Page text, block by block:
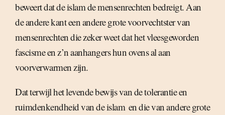
beweert dat de islam de mensenrechten bedreigt. Aan
de andere kant een andere grote voorvechtster van
mensenrechten die zeker weet dat het vleesgeworden
fascisme en z’n aanhangers hun ovens al aan
voorverwarmen zijn.
Dat terwijl het levende bewijs van de tolerantie en
ruimdenkendheid van de islam  en die van andere grote